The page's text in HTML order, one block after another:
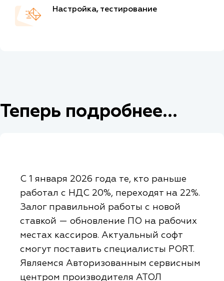
Настройка, тестирование
Теперь подробнее...
С 1 января 2026 года те, кто раньше
работал с НДС 20%, переходят на 22%.
Залог правильной работы с новой
ставкой — обновление ПО на рабочих
местах кассиров. Актуальный софт
смогут поставить специалисты PORT.
Являемся Авторизованным сервисным
центром производителя АТОЛ